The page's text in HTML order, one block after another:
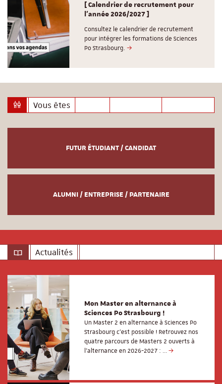
[ Calendrier de recrutement pour
l'année 2026/2027 ]
Consultez le calendrier de recrutement
pour intégrer les formations de Sciences
Po Strasbourg.
Vous êtes
FUTUR ÉTUDIANT / CANDIDAT
ALUMNI / ENTREPRISE / PARTENAIRE
Actualités
Mon Master en alternance à
Sciences Po Strasbourg !
Un Master 2 en alternance à Sciences Po
Strasbourg c'est possible ! Retrouvez nos
quatre parcours de Masters 2 ouverts à
l'alternance en 2026-2027 : …